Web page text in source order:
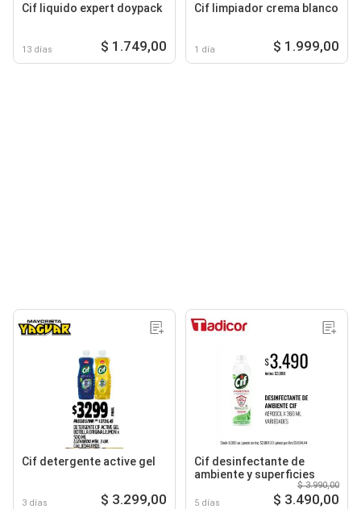
Cif liquido expert doypack
13 días $ 1.749,00
Cif limpiador crema blanco
1 día $ 1.999,00
Cif detergente active gel
3 días $ 3.299,00
Cif desinfectante de
ambiente y superficies
5 días
$ 3.990,00
$ 3.490,00